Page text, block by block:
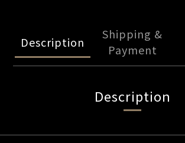
Description
Shipping &
Payment
Description